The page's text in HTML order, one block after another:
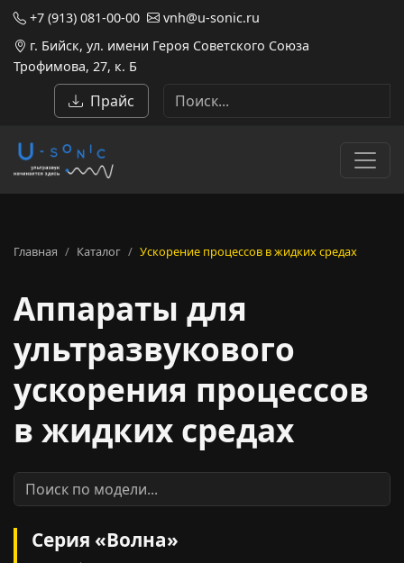
+7 (913) 081-00-00
vnh@u-sonic.ru
г. Бийск, ул. имени Героя Советского Союза
Трофимова, 27, к. Б
Прайс
Главная Каталог Ускорение процессов в жидких средах
Аппараты для
ультразвукового
ускорения процессов
в жидких средах
Серия «Волна»